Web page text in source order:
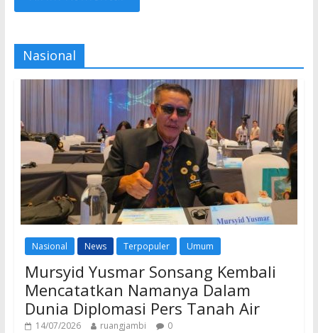
Nasional
Nasional News Terpopuler Umum
Mursyid Yusmar Sonsang Kembali
Mencatatkan Namanya Dalam
Dunia Diplomasi Pers Tanah Air
14/07/2026 ruangjambi 0